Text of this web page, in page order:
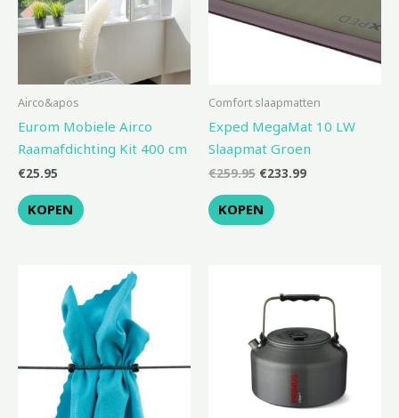
Airco&apos
Eurom Mobiele Airco
Raamafdichting Kit 400 cm
€25.95
KOPEN
Comfort slaapmatten
Exped MegaMat 10 LW
Slaapmat Groen
€259.95 €233.99
KOPEN